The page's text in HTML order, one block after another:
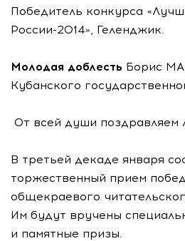
Победитель конкурса
России-2014», Геленджик.
Молодая доблесть Борис
Кубанского
От всей души поздравляем
В третьей декаде января
торжественный прием
общекраевого
Им будут вручены
и памятные призы.